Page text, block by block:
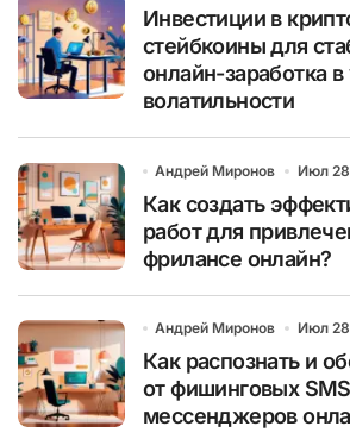
Инвестиции в
стейбкоины для
онлайн-заработка в
волатильности
Андрей Миронов Июл
Как создать
работ для
фрилансе онлайн?
Андрей Миронов Июл
Как распознать и
от фишинговых
мессенджеров